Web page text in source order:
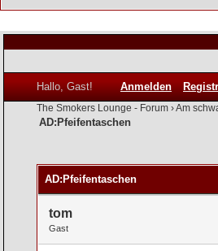
Hallo, Gast! Anmelden
The Smokers Lounge - Forum ›Am
AD:Pfeifentaschen
AD:Pfeifentaschen
tom
Gast